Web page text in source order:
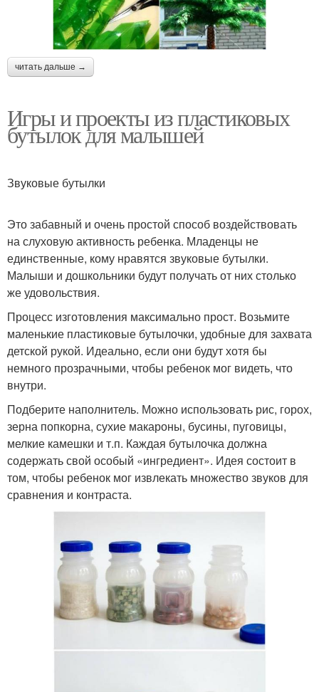
читать дальше →
Игры и проекты из пластиковых
бутылок для малышей
Звуковые бутылки
Это забавный и очень простой способ воздействовать
на слуховую активность ребенка. Младенцы не
единственные, кому нравятся звуковые бутылки.
Малыши и дошкольники будут получать от них столько
же удовольствия.
Процесс изготовления максимально прост. Возьмите
маленькие пластиковые бутылочки, удобные для захвата
детской рукой. Идеально, если они будут хотя бы
немного прозрачными, чтобы ребенок мог видеть, что
внутри.
Подберите наполнитель. Можно использовать рис, горох,
зерна попкорна, сухие макароны, бусины, пуговицы,
мелкие камешки и т.п. Каждая бутылочка должна
содержать свой особый «ингредиент». Идея состоит в
том, чтобы ребенок мог извлекать множество звуков для
сравнения и контраста.